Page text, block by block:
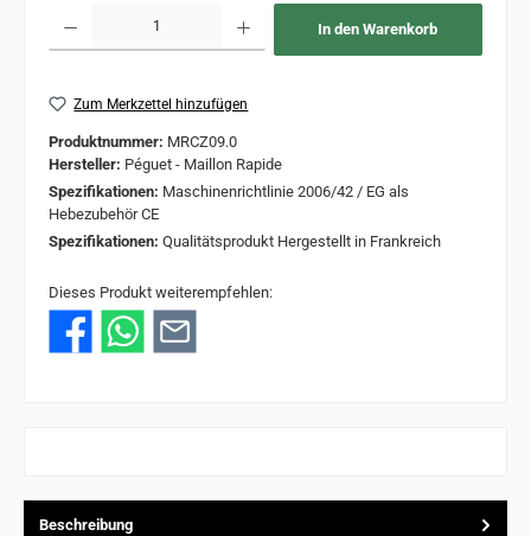
In den Warenkorb
Zum Merkzettel hinzufügen
Produktnummer: MRCZ09.0
Hersteller: Péguet - Maillon Rapide
Spezifikationen: Maschinenrichtlinie 2006/42 / EG als
Hebezubehör CE
Spezifikationen: Qualitätsprodukt Hergestellt in Frankreich
Dieses Produkt weiterempfehlen:
Beschreibung